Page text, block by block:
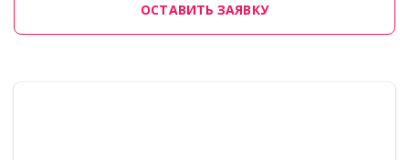
ОСТАВИТЬ ЗАЯВКУ